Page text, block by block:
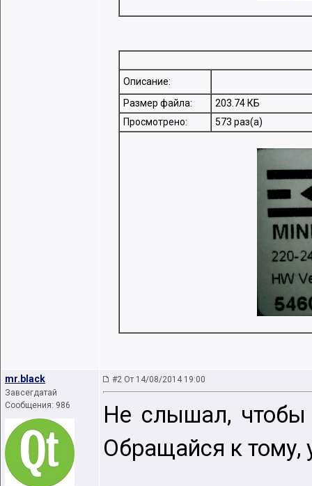
Описание:
Размер файла:
203.74 КБ
Просмотрено:
573 раз(а)
mr.black
Завсегдатай
Сообщения: 986
#2 От 14/08/2014 19:00
Не слышал,
Обращайся к тому,